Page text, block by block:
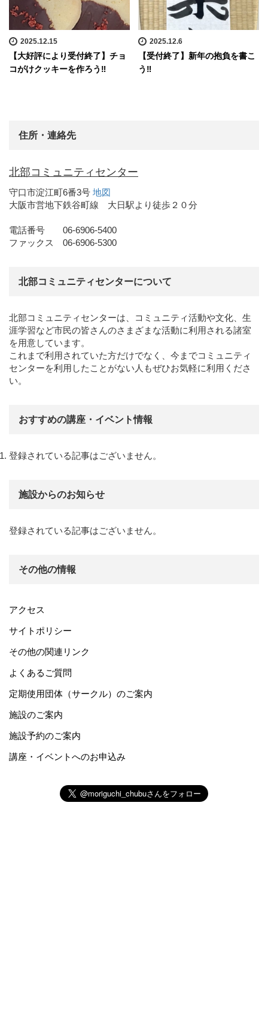
2025.12.15
【大好評により受付終了】チョ
コがけクッキーを作ろう‼
2025.12.6
【受付終了】新年の抱負を書こ
う‼
住所・連絡先
北部コミュニティセンター
守口市淀江町6番3号 地図
大阪市営地下鉄谷町線 大日駅より徒歩２０分
電話番号 06-6906-5400
ファックス 06-6906-5300
北部コミュニティセンターについて
北部コミュニティセンターは、コミュニティ活動や文化、生
涯学習など市民の皆さんのさまざまな活動に利用される諸室
を用意しています。
これまで利用されていた方だけでなく、今までコミュニティ
センターを利用したことがない人もぜひお気軽に利用くださ
い。
おすすめの講座・イベント情報
登録されている記事はございません。
施設からのお知らせ
登録されている記事はございません。
その他の情報
アクセス
サイトポリシー
その他の関連リンク
よくあるご質問
定期使用団体（サークル）のご案内
施設のご案内
施設予約のご案内
講座・イベントへのお申込み